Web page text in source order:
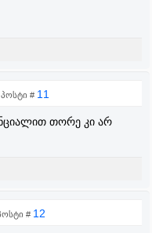
პოსტი # 11
თორე კი არ
# 12